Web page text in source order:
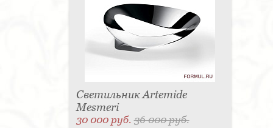
Светильник Artemide
Mesmeri
30 000 руб.36 000 руб.